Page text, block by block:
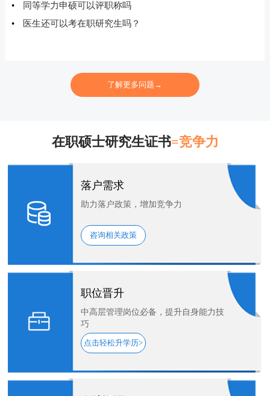
•
同等学力申硕可以评职称吗
•
医生还可以考在职研究生吗？
了解更多问题→
在职硕士研究生证书=竞争力
落户需求
助力落户政策，增加竞争力
咨询相关政策
职位晋升
中高层管理岗位必备，提升自身能力技
巧
点击轻松升学历>